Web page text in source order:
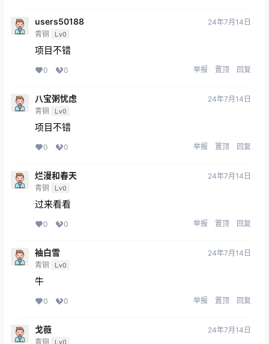
users50188
青铜 Lv0
24年7月14日
项目不错
0 0 举报 置顶 回复
八宝粥忧虑
青铜 Lv0
24年7月14日
项目不错
0 0 举报 置顶 回复
烂漫和春天
青铜 Lv0
24年7月14日
过来看看
0 0 举报 置顶 回复
袖白雪
青铜 Lv0
24年7月14日
牛
0 0 举报 置顶 回复
戈薇
青铜 Lv0
24年7月14日